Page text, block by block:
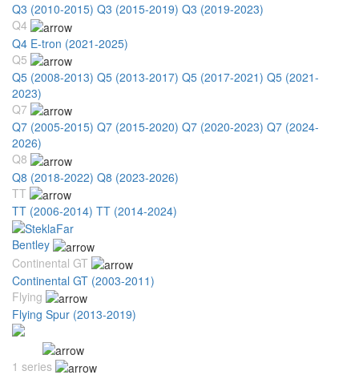
Q3 (2010-2015) Q3 (2015-2019) Q3 (2019-2023)
Q4
Q4 E-tron (2021-2025)
Q5
Q5 (2008-2013) Q5 (2013-2017) Q5 (2017-2021) Q5 (2021-
2023)
Q7
Q7 (2005-2015) Q7 (2015-2020) Q7 (2020-2023) Q7 (2024-
2026)
Q8
Q8 (2018-2022) Q8 (2023-2026)
TT
TT (2006-2014) TT (2014-2024)
Bentley
Continental GT
Continental GT (2003-2011)
Flying
Flying Spur (2013-2019)
1 series